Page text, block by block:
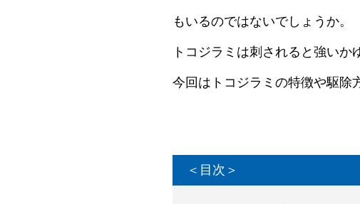
もいるのではないでしょうか。
トコジラミは刺されると強い
今回はトコジラミの特徴や駆除
＜目次＞